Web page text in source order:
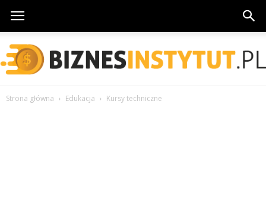
BiznesInstytut.pl
Strona główna Edukacja Kursy techniczne